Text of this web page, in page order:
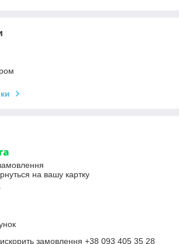
на вашу картку
замовлення +38 093 405 35 28